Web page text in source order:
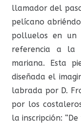
llamador del
pelícano
polluelos en un
referencia a la
mariana. Esta
diseñada el
labrada por D.
por los
la inscripción: